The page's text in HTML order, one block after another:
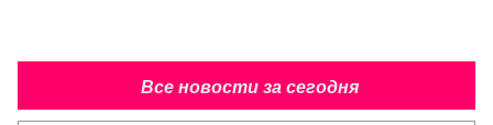
Все новости за сегодня